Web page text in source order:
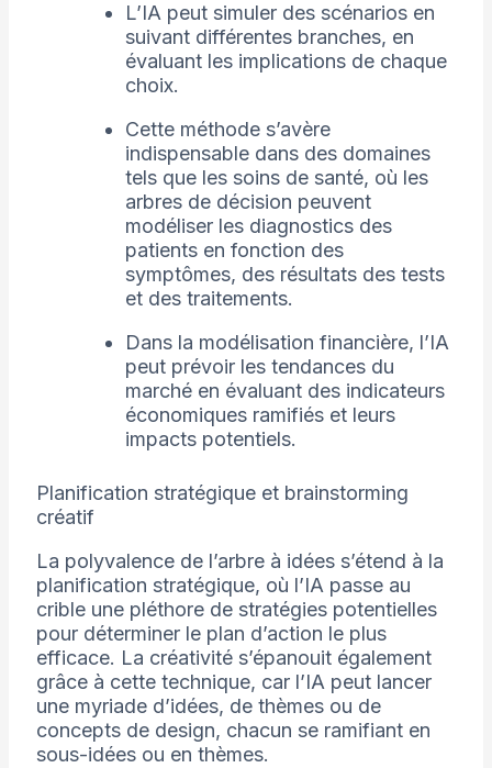
L’IA peut simuler des scénarios en
suivant différentes branches, en
évaluant les implications de chaque
choix.
Cette méthode s’avère
indispensable dans des domaines
tels que les soins de santé, où les
arbres de décision peuvent
modéliser les diagnostics des
patients en fonction des
symptômes, des résultats des tests
et des traitements.
Dans la modélisation financière, l’IA
peut prévoir les tendances du
marché en évaluant des indicateurs
économiques ramifiés et leurs
impacts potentiels.
Planification stratégique et brainstorming
créatif
La polyvalence de l’arbre à idées s’étend à la
planification stratégique, où l’IA passe au
crible une pléthore de stratégies potentielles
pour déterminer le plan d’action le plus
efficace. La créativité s’épanouit également
grâce à cette technique, car l’IA peut lancer
une myriade d’idées, de thèmes ou de
concepts de design, chacun se ramifiant en
sous-idées ou en thèmes.